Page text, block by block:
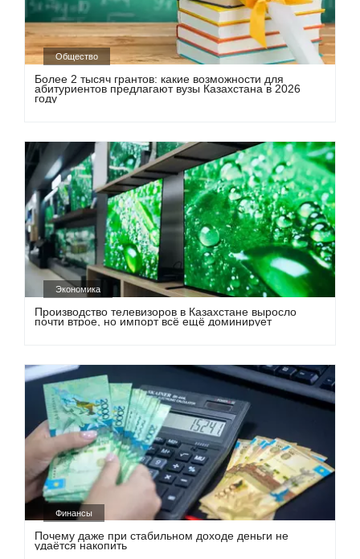
Общество
Более 2 тысяч грантов: какие возможности для
абитуриентов предлагают вузы Казахстана в 2026
году
Экономика
Производство телевизоров в Казахстане выросло
почти втрое, но импорт всё ещё доминирует
Финансы
Почему даже при стабильном доходе деньги не
удаётся накопить